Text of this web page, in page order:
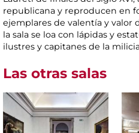
republicana y reproducen en
ejemplares de valentía y valor
la sala se loa con lápidas y
ilustres y capitanes de la
Las otras salas